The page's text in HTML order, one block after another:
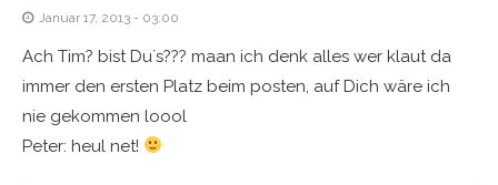
Januar 17, 2013 - 03:00
Ach Tim? bist Du´s??? maan ich denk alles wer klaut da
immer den ersten Platz beim posten, auf Dich wäre ich
nie gekommen loool
Peter: heul net!